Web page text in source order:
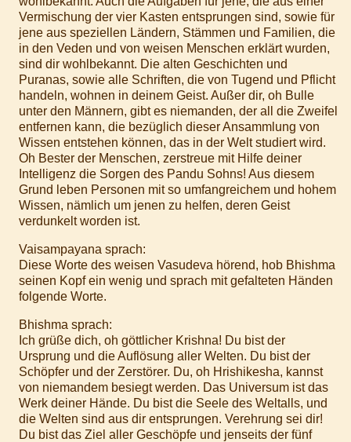
Vermischung der vier Kasten entsprungen sind, sowie für
jene aus speziellen Ländern, Stämmen und Familien, die
in den Veden und von weisen Menschen erklärt wurden,
sind dir wohlbekannt. Die alten Geschichten und
Puranas, sowie alle Schriften, die von Tugend und Pflicht
handeln, wohnen in deinem Geist. Außer dir, oh Bulle
unter den Männern, gibt es niemanden, der all die Zweifel
entfernen kann, die bezüglich dieser Ansammlung von
Wissen entstehen können, das in der Welt studiert wird.
Oh Bester der Menschen, zerstreue mit Hilfe deiner
Intelligenz die Sorgen des Pandu Sohns! Aus diesem
Grund leben Personen mit so umfangreichem und hohem
Wissen, nämlich um jenen zu helfen, deren Geist
verdunkelt worden ist.
Vaisampayana sprach:
Diese Worte des weisen Vasudeva hörend, hob Bhishma
seinen Kopf ein wenig und sprach mit gefalteten Händen
folgende Worte.
Bhishma sprach:
Ich grüße dich, oh göttlicher Krishna! Du bist der
Ursprung und die Auflösung aller Welten. Du bist der
Schöpfer und der Zerstörer. Du, oh Hrishikesha, kannst
von niemandem besiegt werden. Das Universum ist das
Werk deiner Hände. Du bist die Seele des Weltalls, und
die Welten sind aus dir entsprungen. Verehrung sei dir!
Du bist das Ziel aller Geschöpfe und jenseits der fünf